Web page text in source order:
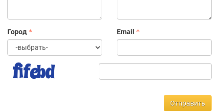
Город Email
Отправить